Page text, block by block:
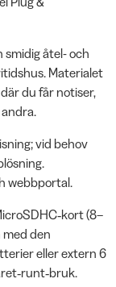
smidig åtel- och
Materialet
du får notiser,
vid behov
webbportal.
(8–
med den
eller extern 6